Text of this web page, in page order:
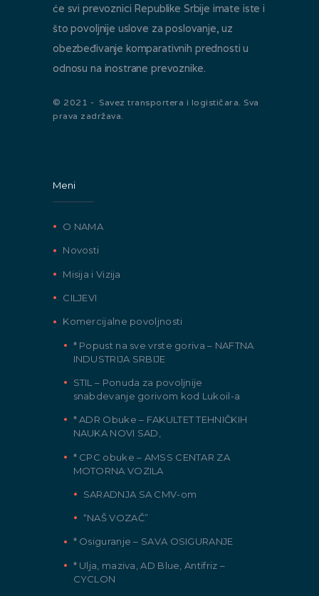
će svi prevoznici Republike Srbije imate iste i
što povoljnije uslove za poslovanje, uz
obezbeđivanje komparativnih prednosti u
odnosu na inostrane prevoznike.
© 2021 - Savez transportera i logističara. Sva
prava zadržava.
Meni
O NAMA
Novosti
Misija i Vizija
CILJEVI
Komercijalne povoljnosti
* Popust na sve vrste goriva – NAFTNA
INDUSTRIJA SRBIJE
STIL – Ponuda za povoljnije
snabdevanje gorivom kod Lukoil-a
* ADR Obuke – FAKULTET TEHNIČKIH
NAUKA NOVI SAD,
* CPC obuke – AMSS CENTAR ZA
MOTORNA VOZILA
SARADNJA SA CMV-om
“NAŠ VOZAČ”
* Osiguranje – SAVA OSIGURANJE
* Ulja, maziva, AD Blue, Antifriz –
CYCLON